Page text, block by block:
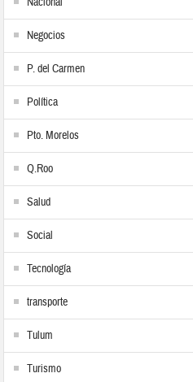
Negocios
P. del Carmen
Política
Pto. Morelos
Q.Roo
Salud
Social
Tecnología
transporte
Tulum
Turismo